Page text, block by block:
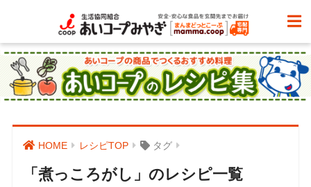
HOME レシピTOP タグ
「煮っころがし」のレシピ一覧